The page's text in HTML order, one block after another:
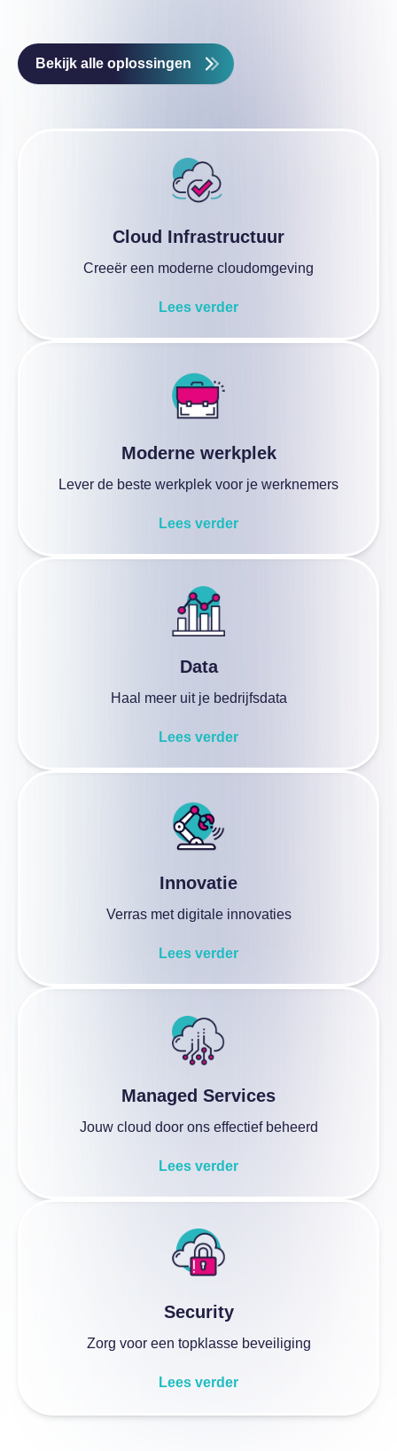
Bekijk alle oplossingen
Cloud Infrastructuur
Creeër een moderne cloudomgeving
Lees verder
Moderne werkplek
Lever de beste werkplek voor je werknemers
Lees verder
Data
Haal meer uit je bedrijfsdata
Lees verder
Innovatie
Verras met digitale innovaties
Lees verder
Managed Services
Jouw cloud door ons effectief beheerd
Lees verder
Security
Zorg voor een topklasse beveiliging
Lees verder